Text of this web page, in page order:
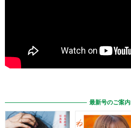
最新号のご案内